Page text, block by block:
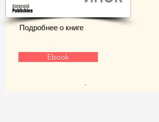
Подробнее о книге
Ebook
.